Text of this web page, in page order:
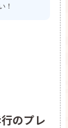
！
のプレ